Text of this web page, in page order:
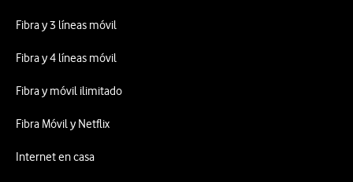
Fibra y 3 líneas móvil
Fibra y 4 líneas móvil
Fibra y móvil ilimitado
Fibra Móvil y Netflix
Internet en casa